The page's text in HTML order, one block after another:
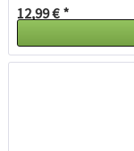
12,99 € *